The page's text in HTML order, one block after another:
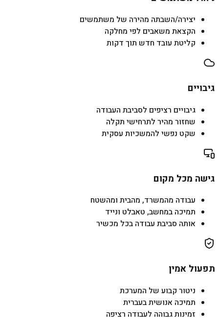
יצירה/השבתה מהירה של משתמשים
הקצאת משאבים לפי מחלקה
קליטת עובד חדש תוך דקות
גיבויים
גיבויים רציפים לסביבת העבודה
שחזור מהיר לתרחישי תקלה
שקט נפשי להמשכיות עסקית
גישה מכל מקום
עבודה מהמשרד, מהבית ומהשטח
תמיכה במחשב, טאבלט ונייד
אותה סביבת עבודה בכל מכשיר
תפעול אמין
ניטור קבוע של המערכת
תמיכה אנושית בעברית
זמינות גבוהה לעבודה רציפה